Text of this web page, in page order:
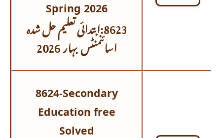
Spring 2026
8623:ابتدائی تعلیم حل شدہ
اسائنمنٹسبہار 2026
8624-Secondary
Education free
Solved